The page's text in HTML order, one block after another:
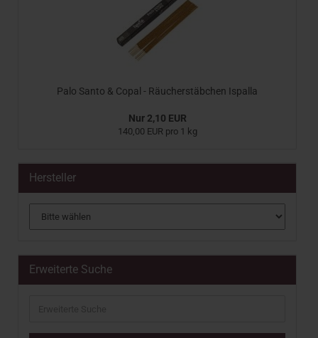
Palo Santo & Copal - Räucherstäbchen Ispalla
Nur 2,10 EUR
140,00 EUR pro 1 kg
Hersteller
Erweiterte Suche